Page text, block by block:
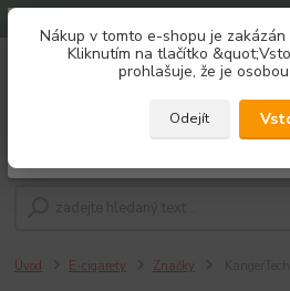
Nákup v tomto e-shopu je
Kliknutím na tlačítko
prohlašuje, že je
Odejít
733 184 411
Po - Pá 8:00 - 16:00
Úvod E-cigarety Značky
Získej
Zaregistruj se a nakupuj se
REGISTRAČNÍ